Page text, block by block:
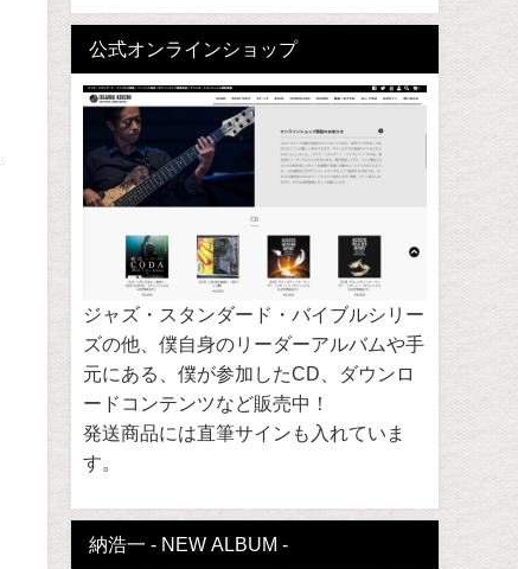
公式オンラインショップ
ジャズ・スタンダード・バイブルシリー
ズの他、僕自身のリーダーアルバムや手
元にある、僕が参加したCD、ダウンロ
ードコンテンツなど販売中！
発送商品には直筆サインも入れていま
す。
納浩一 - NEW ALBUM -